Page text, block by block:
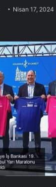
Nisan 17, 2024